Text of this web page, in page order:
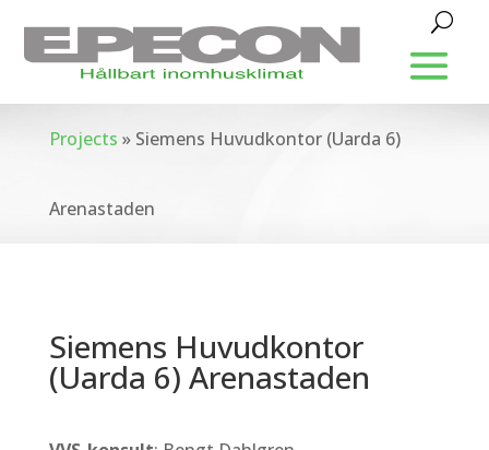
Projects » Siemens Huvudkontor (Uarda 6)
Arenastaden
Siemens Huvudkontor
(Uarda 6) Arenastaden